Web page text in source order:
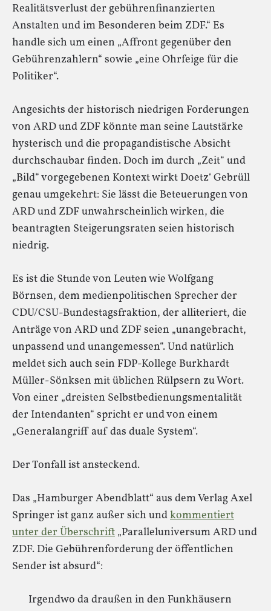
Realitätsverlust der gebührenfinanzierten
Anstalten und im Besonderen beim ZDF.“ Es
handle sich um einen „Affront gegenüber den
Gebührenzahlern“ sowie „eine Ohrfeige für die
Politiker“.
Angesichts der historisch niedrigen Forderungen
von ARD und ZDF könnte man seine Lautstärke
hysterisch und die propagandistische Absicht
durchschaubar finden. Doch im durch „Zeit“ und
„Bild“ vorgegebenen Kontext wirkt Doetz‘ Gebrüll
genau umgekehrt: Sie lässt die Beteuerungen von
ARD und ZDF unwahrscheinlich wirken, die
beantragten Steigerungsraten seien historisch
niedrig.
Es ist die Stunde von Leuten wie Wolfgang
Börnsen, dem medienpolitischen Sprecher der
CDU/CSU-Bundestagsfraktion, der alliteriert, die
Anträge von ARD und ZDF seien „unangebracht,
unpassend und unangemessen“. Und natürlich
meldet sich auch sein FDP-Kollege Burkhardt
Müller-Sönksen mit üblichen Rülpsern zu Wort.
Von einer „dreisten Selbstbedienungsmentalität
der Intendanten“ spricht er und von einem
„Generalangriff auf das duale System“.
Der Tonfall ist ansteckend.
Das „Hamburger Abendblatt“ aus dem Verlag Axel
Springer ist ganz außer sich undkommentiert
unter der Überschrift „Paralleluniversum ARD und
ZDF. Die Gebührenforderung der öffentlichen
Sender ist absurd“:
Irgendwo da draußen in den Funkhäusern